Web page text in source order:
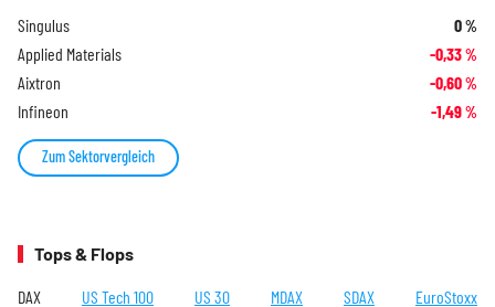
Singulus 0%
Applied Materials -0,33%
Aixtron -0,60%
Infineon -1,49%
Zum Sektorvergleich
Tops & Flops
DAX US Tech 100 US 30 MDAX SDAX EuroStoxx